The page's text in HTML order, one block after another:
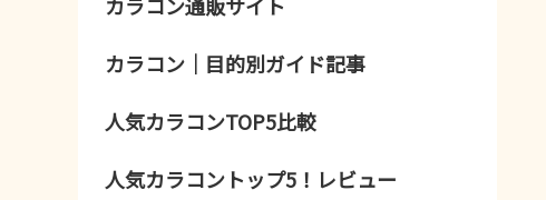
カラコン｜目的別ガイド記事
人気カラコンTOP5比較
人気カラコントップ5！レビュー